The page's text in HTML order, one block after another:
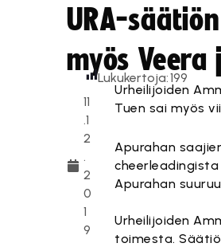
URA-
myös Veera
11
.1
2
.
2
0
1
9
Lukukertoja:199
Urheilijoiden
Tuen sai myös
Apurahan
Apurahan
Urheilijoiden
toimesta.